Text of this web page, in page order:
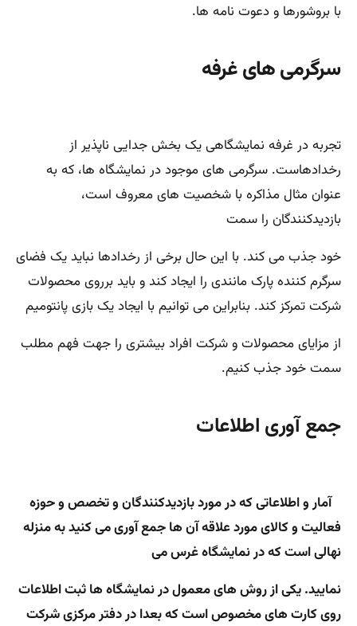
با بروشورها و دعوت نامه ها.
سرگرمی های غرفه
تجربه در غرفه نمایشگاهی یک بخش جدایی ناپذیر از
رخدادهاست. سرگرمی های موجود در نمایشگاه ها، که به
عنوان مثال مذاکره با شخصیت های معروف است،
بازدیدکنندگان را سمت
خود جذب می کند. با این حال برخی از رخدادها نباید یک فضای
سرگرم کننده پارک مانندی را ایجاد کند و باید برروی محصولات
شرکت تمرکز کند. بنابراین می توانیم با ایجاد یک بازی پانتومیم
از مزایای محصولات و شرکت افراد بیشتری را جهت فهم مطلب
سمت خود جذب کنیم.
جمع آوری اطلاعات
آمار و اطلاعاتی که در مورد بازدیدکنندگان و تخصص و حوزه
فعالیت و کالای مورد علاقه آن ها جمع آوری می کنید به منزله
نهالی است که در نمایشگاه غرس می
نمایید. یکی از روش های معمول در نمایشگاه ها ثبت اطلاعات
روی کارت های مخصوص است که بعدا در دفتر مرکزی شرکت